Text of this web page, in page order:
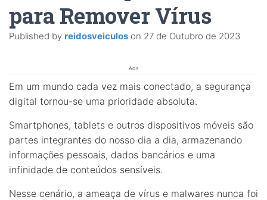
para Remover Vírus
Published by reidosveiculos on 27 de Outubro de 2023
Ads
Em um mundo cada vez mais conectado, a segurança
digital tornou-se uma prioridade absoluta.
Smartphones, tablets e outros dispositivos móveis são
partes integrantes do nosso dia a dia, armazenando
informações pessoais, dados bancários e uma
infinidade de conteúdos sensíveis.
Nesse cenário, a ameaça de vírus e malwares nunca foi